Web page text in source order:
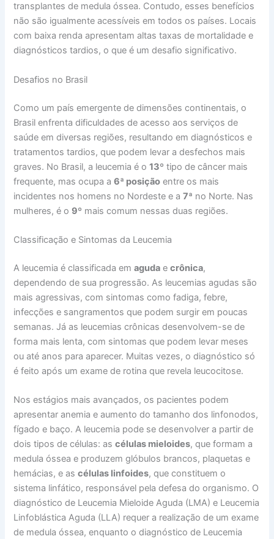
transplantes de medula óssea. Contudo, esses benefícios
não são igualmente acessíveis em todos os países. Locais
com baixa renda apresentam altas taxas de mortalidade e
diagnósticos tardios, o que é um desafio significativo.
Desafios no Brasil
Como um país emergente de dimensões continentais, o
Brasil enfrenta dificuldades de acesso aos serviços de
saúde em diversas regiões, resultando em diagnósticos e
tratamentos tardios, que podem levar a desfechos mais
graves. No Brasil, a leucemia é o13º tipo de câncer mais
frequente, mas ocupa a6ª posição entre os mais
incidentes nos homens no Nordeste e a7ª no Norte. Nas
mulheres, é o 9º mais comum nessas duas regiões.
Classificação e Sintomas da Leucemia
A leucemia é classificada emaguda ecrônica,
dependendo de sua progressão. As leucemias agudas são
mais agressivas, com sintomas como fadiga, febre,
infecções e sangramentos que podem surgir em poucas
semanas. Já as leucemias crônicas desenvolvem-se de
forma mais lenta, com sintomas que podem levar meses
ou até anos para aparecer. Muitas vezes, o diagnóstico só
é feito após um exame de rotina que revela leucocitose.
Nos estágios mais avançados, os pacientes podem
apresentar anemia e aumento do tamanho dos linfonodos,
fígado e baço. A leucemia pode se desenvolver a partir de
dois tipos de células: ascélulas mieloides, que formam a
medula óssea e produzem glóbulos brancos, plaquetas e
hemácias, e ascélulas linfoides, que constituem o
sistema linfático, responsável pela defesa do organismo. O
diagnóstico de Leucemia Mieloide Aguda (LMA) e Leucemia
Linfoblástica Aguda (LLA) requer a realização de um exame
de medula óssea, enquanto o diagnóstico de Leucemia